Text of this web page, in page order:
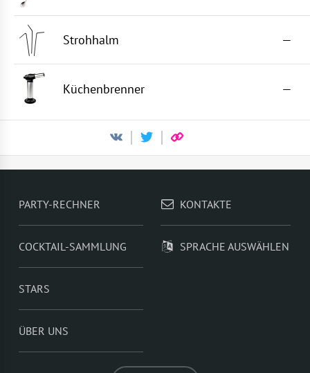
Strohhalm —
Küchenbrenner —
PARTY-RECHNER
COCKTAIL-SAMMLUNG
STARS
ÜBER UNS
KONTAKTE
SPRACHE AUSWÄHLEN